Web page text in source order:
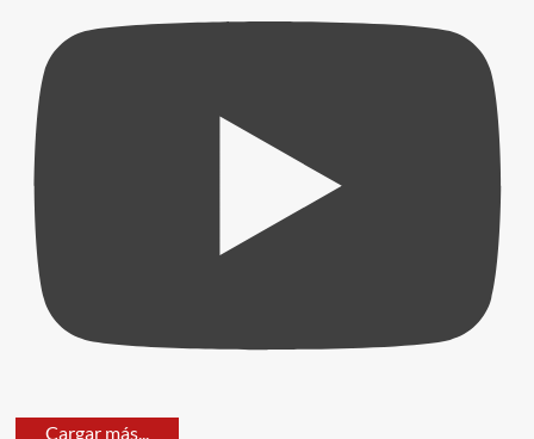
Cargar más...